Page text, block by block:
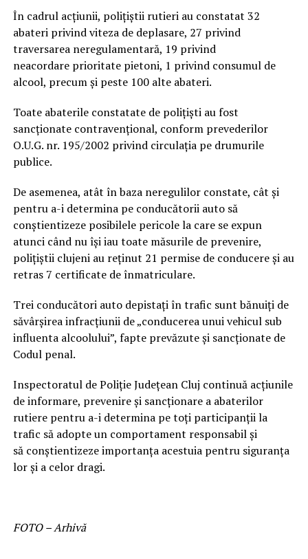
În cadrul acţiunii, poliţiştii rutieri au constatat 32
abateri privind viteza de deplasare, 27 privind
traversarea neregulamentară, 19 privind
neacordare prioritate pietoni, 1 privind consumul de
alcool, precum şi peste 100 alte abateri.
Toate abaterile constatate de poliţişti au fost
sancţionate contravenţional, conform prevederilor
O.U.G. nr. 195/2002 privind circulaţia pe drumurile
publice.
De asemenea, atât în baza neregulilor constate, cât şi
pentru a-i determina pe conducătorii auto să
conştientizeze posibilele pericole la care se expun
atunci când nu îşi iau toate măsurile de prevenire,
poliţiştii clujeni au reţinut 21 permise de conducere şi au
retras 7 certificate de înmatriculare.
Trei conducători auto depistaţi în trafic sunt bănuiţi de
săvârşirea infracţiunii de „conducerea unui vehicul sub
influenta alcoolului”, fapte prevăzute şi sancţionate de
Codul penal.
Inspectoratul de Poliţie Judeţean Cluj continuă acţiunile
de informare, prevenire şi sancţionare a abaterilor
rutiere pentru a-i determina pe toţi participanţii la
trafic să adopte un comportament responsabil şi
să conştientizeze importanţa acestuia pentru siguranţa
lor şi a celor dragi.
FOTO – Arhivă